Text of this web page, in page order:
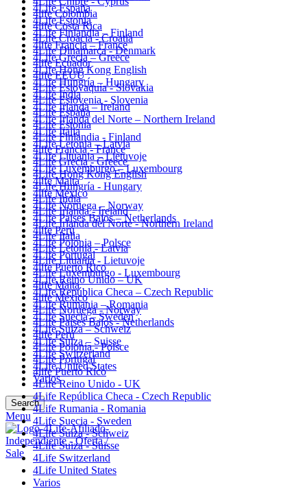
4Life España
4Life Estonia
4Life Finlandia – Finland
4life Francia – France
4Life Grecia – Greece
4Life Hong Kong English
4Life Hungría – Hungary
4Life India
4Life Irlanda – Ireland
4Life Irlanda del Norte – Northern Ireland
4Life Italia
4Life Letonia – Latvia
4Life Lituania – Lietuvoje
4Life Luxemburgo – Luxembourg
4life Malta
4life México
4Life Noruega – Norway
4Life Paises Bajos – Netherlands
4life Perú
4Life Polonia – Polsce
4Life Portugal
4life Puerto Rico
4Life Reino Unido – UK
4Life República Checa – Czech Republic
4Life Rumania – Romania
4Life Suecia – Sweden
4Life Suiza – Schweiz
4Life Suiza – Suisse
4Life Switzerland
4Life United States
Varios
Search
Menu
4life Colombia
4life Costa Rica
4Life Croacia - Croatia
4Life Dinamarca - Denmark
4life Ecuador
4life EEUU
4Life Eslovaquia - Slovakia
4Life Eslovenia - Slovenia
4Life España
4Life Estonia
4Life Finlandia - Finland
4life Francia - France
4Life Grecia - Greece
4Life Hong Kong English
4Life Hungría - Hungary
4Life India
4Life Irlanda - Ireland
4Life Irlanda del Norte - Northern Ireland
4Life Italia
4Life Letonia - Latvia
4Life Lituania - Lietuvoje
4Life Luxemburgo - Luxembourg
4life Malta
4life México
4Life Noruega - Norway
4Life Paises Bajos - Netherlands
4life Perú
4Life Polonia - Polsce
4Life Portugal
4life Puerto Rico
4Life Reino Unido - UK
4Life República Checa - Czech Republic
4Life Rumania - Romania
4Life Suecia - Sweden
4Life Suiza - Schweiz
4Life Suiza - Suisse
4Life Switzerland
4Life United States
Varios